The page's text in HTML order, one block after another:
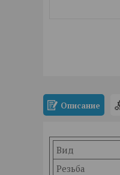
Описание
Вид
Резьба